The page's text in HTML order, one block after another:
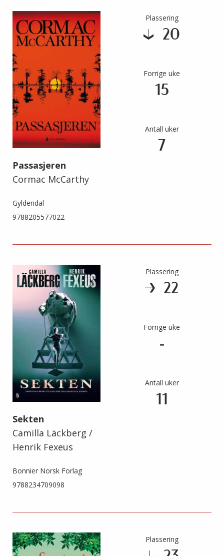
Passasjeren
Cormac McCarthy
Gyldendal
9788205577022
Plassering
20
Forrige uke
15
Antall uker
7
Sekten
Camilla Läckberg /
Henrik Fexeus
Bonnier Norsk Forlag
9788234709098
Plassering
22
Forrige uke
-
Antall uker
11
Plassering